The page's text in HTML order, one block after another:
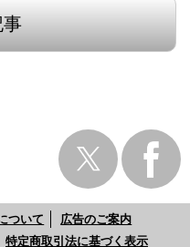
事
ついて
広告のご案内
特定商取引法に基づく表示